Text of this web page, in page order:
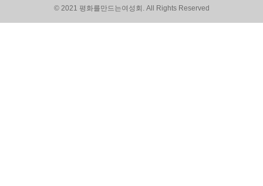
© 2021 평화를만드는여성회. All Rights Reserved